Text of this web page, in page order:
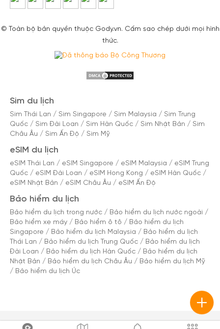
© Toàn bộ bản quyền thuộc Gody.vn. Cấm sao chép dưới mọi hình
thức.
Sim du lịch
Sim Thái Lan / Sim Singapore / Sim Malaysia / Sim Trung
Quốc / Sim Đài Loan / Sim Hàn Quốc / Sim Nhật Bản / Sim
Châu Âu / Sim Ấn Độ / Sim Mỹ
eSIM du lịch
eSIM Thái Lan / eSIM Singapore / eSIM Malaysia / eSIM Trung
Quốc / eSIM Đài Loan / eSIM Hong Kong / eSIM Hàn Quốc /
eSIM Nhật Bản / eSIM Châu Âu / eSIM Ấn Độ
Bảo hiểm du lịch
Bảo hiểm du lịch trong nước / Bảo hiểm du lịch nước ngoài /
Bảo hiểm xe máy / Bảo hiểm ô tô / Bảo hiểm du lịch
Singapore / Bảo hiểm du lịch Malaysia / Bảo hiểm du lịch
Thái Lan / Bảo hiểm du lịch Trung Quốc / Bảo hiểm du lịch
Đài Loan / Bảo hiểm du lịch Hàn Quốc / Bảo hiểm du lịch
Nhật Bản / Bảo hiểm du lịch Châu Âu / Bảo hiểm du lịch Mỹ
/ Bảo hiểm du lịch Úc